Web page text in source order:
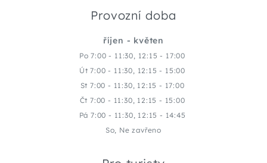
Provozní doba
říjen - květen
Po 7:00 - 11:30, 12:15 - 17:00
Út 7:00 - 11:30, 12:15 - 15:00
St 7:00 - 11:30, 12:15 - 17:00
Čt 7:00 - 11:30, 12:15 - 15:00
Pá 7:00 - 11:30, 12:15 - 14:45
So, Ne zavřeno